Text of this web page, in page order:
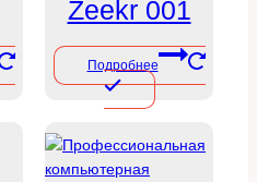
Zeekr 001
Подробнее